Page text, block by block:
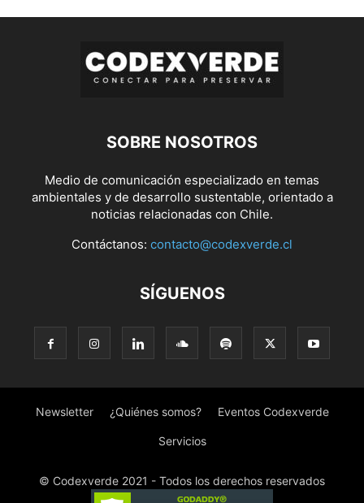
SOBRE NOSOTROS
Medio de comunicación especializado en temas
ambientales y de desarrollo sustentable, orientado a
noticias relacionadas con Chile.
Contáctanos: contacto@codexverde.cl
SÍGUENOS
Newsletter ¿Quiénes somos? Eventos Codexverde
Servicios
© Codexverde 2021 - Todos los derechos reservados